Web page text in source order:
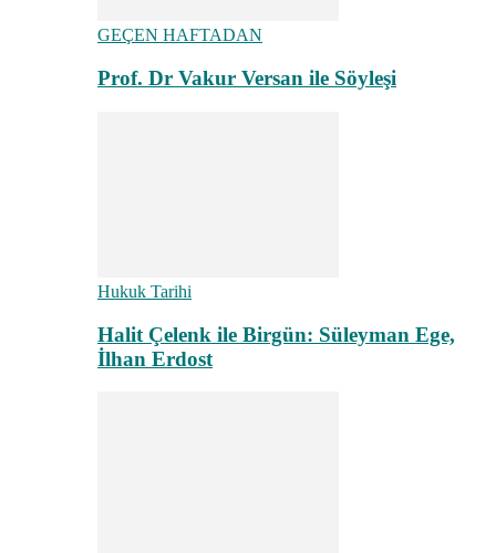
GEÇEN HAFTADAN
Prof. Dr Vakur Versan ile Söyleşi
Hukuk Tarihi
Halit Çelenk ile Birgün: Süleyman Ege,
İlhan Erdost